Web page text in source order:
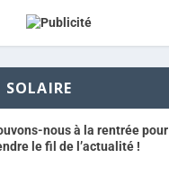
SOLAIRE
nous à la rentrée pour
le fil de l’actualité !